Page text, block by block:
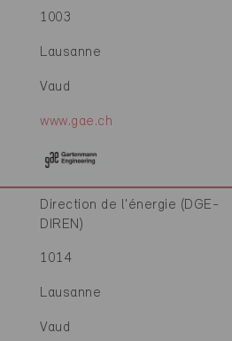
1003
Lausanne
Vaud
www.gae.ch
Direction de l'énergie (DGE-
DIREN)
1014
Lausanne
Vaud